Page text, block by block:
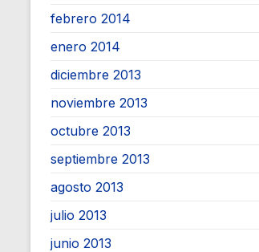
febrero 2014
enero 2014
diciembre 2013
noviembre 2013
octubre 2013
septiembre 2013
agosto 2013
julio 2013
junio 2013